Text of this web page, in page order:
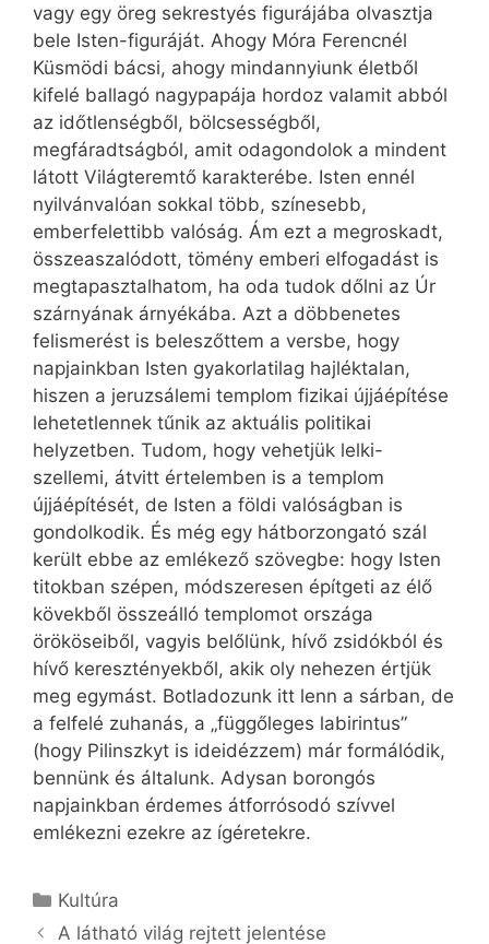
vagy egy öreg sekrestyés figurájába olvasztja
bele Isten-figuráját. Ahogy Móra Ferencnél
Küsmödi bácsi, ahogy mind­annyiunk életből
kifelé ballagó nagypapája hordoz valamit abból
az időtlenségből, bölcsességből,
megfáradtságból, amit odagondolok a mindent
látott Világteremtő karakterébe. Isten ennél
nyilvánvalóan sokkal több, színesebb,
emberfelettibb valóság. Ám ezt a megroskadt,
összeaszalódott, tömény emberi elfogadást is
megtapasztalhatom, ha oda tudok dőlni az Úr
szárnyának árnyékába. Azt a döbbenetes
felismerést is beleszőttem a versbe, hogy
napjainkban Isten gyakorlatilag hajléktalan,
hiszen a jeruzsálemi templom fizikai újjáépítése
lehetetlennek tűnik az aktuális politikai
helyzetben. Tudom, hogy vehetjük lelki-
szellemi, átvitt értelemben is a templom
újjáépítését, de Isten a földi valóságban is
gondolkodik. És még egy hátborzongató szál
került ebbe az emlékező szövegbe: hogy Isten
titokban szépen, módszeresen építgeti az élő
kövekből összeálló templomot országa
örököseiből, vagyis belőlünk, hívő zsidókból és
hívő keresztényekből, akik oly nehezen értjük
meg egymást. Botladozunk itt lenn a sárban, de
a felfelé zuhanás, a „függőleges labirintus”
(hogy Pilinszkyt is ideidézzem) már formálódik,
bennünk és általunk. Adysan borongós
napjainkban érdemes átforrósodó szívvel
emlékezni ezekre az ígéretekre.
Kategória
Kultúra
A látható világ rejtett jelentése